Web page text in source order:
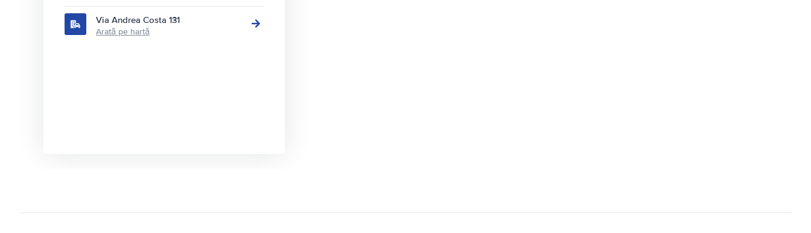
Via Andrea Costa 131
Arată pe hartă